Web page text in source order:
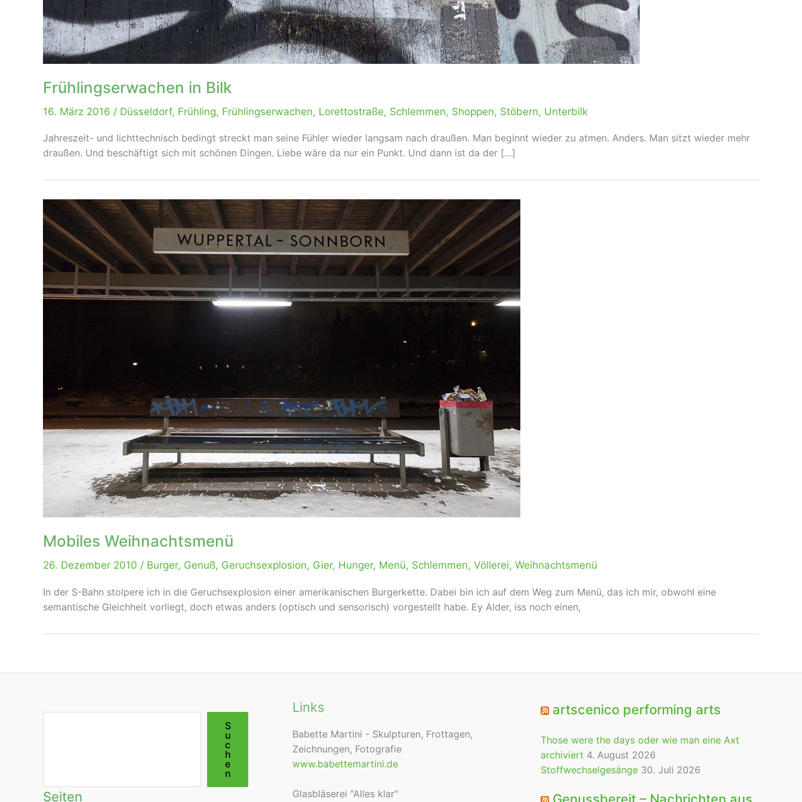
Frühlingserwachen in Bilk
16. März 2016 / Düsseldorf, Frühling, Frühlingserwachen, Lorettostraße, Schlemmen, Shoppen, Stöbern, Unterbilk
Jahreszeit- und lichttechnisch bedingt streckt man seine Fühler wieder langsam nach draußen. Man beginnt wieder zu atmen. Anders. Man sitzt wieder mehr
draußen. Und beschäftigt sich mit schönen Dingen. Liebe wäre da nur ein Punkt. Und dann ist da der […]
Mobiles Weihnachtsmenü
26. Dezember 2010 / Burger, Genuß, Geruchsexplosion, Gier, Hunger, Menü, Schlemmen, Völlerei, Weihnachtsmenü
In der S-Bahn stolpere ich in die Geruchsexplosion einer amerikanischen Burgerkette. Dabei bin ich auf dem Weg zum Menü, das ich mir, obwohl eine
semantische Gleichheit vorliegt, doch etwas anders (optisch und sensorisch) vorgestellt habe. Ey Alder, iss noch einen,
S
u
c
h
e
n
Seiten
Links
Babette Martini - Skulpturen, Frottagen,
Zeichnungen, Fotografie
www.babettemartini.de
Glasbläserei "Alles klar"
artscenico performing arts
Those were the days oder wie man eine Axt
archiviert 4. August 2026
Stoffwechselgesänge 30. Juli 2026